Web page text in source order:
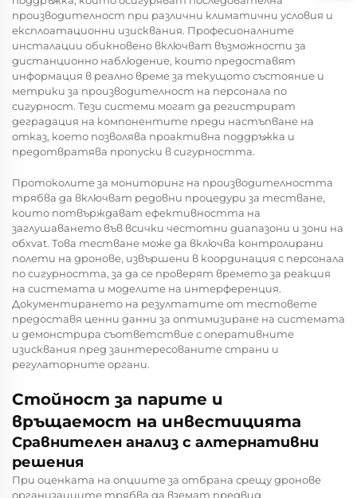
производителност при различни климатични условия и
експлоатационни изисквания. Професионалните
инсталации обикновено включват възможности за
дистанционно наблюдение, които предоставят
информация в реално време за текущото състояние и
метрики за производителност на персонала по
сигурност. Тези системи могат да регистрират
деградация на компонентите преди настъпване на
отказ, което позволява проактивна поддръжка и
предотвратява пропуски в сигурността.
Протоколите за мониторинг на производителността
трябва да включват редовни процедури за тестване,
които потвърждават ефективността на
заглушаването във всички честотни диапазони и зони на
обхvat. Това тестване може да включва контролирани
полети на дронове, извършени в координация с персонала
по сигурността, за да се проверят времето за реакция
на системата и моделите на интерференция.
Документирането на резултатите от тестовете
предоставя ценни данни за оптимизиране на системата
и демонстрира съответствие с оперативните
изисквания пред заинтересованите страни и
регулаторните органи.
Стойност за парите и
връщаемост на инвестицията
Сравнителен анализ с алтернативни
решения
При оценката на опциите за отбрана срещу дронове
организациите трябва да вземат предвид